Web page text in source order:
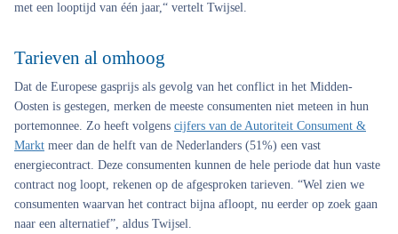
met een looptijd van één jaar,“ vertelt Twijsel.
Tarieven al omhoog
Dat de Europese gasprijs als gevolg van het conflict in het Midden-
Oosten is gestegen, merken de meeste consumenten niet meteen in hun
portemonnee. Zo heeft volgens cijfers van de Autoriteit Consument &
Markt meer dan de helft van de Nederlanders (51%) een vast
energiecontract. Deze consumenten kunnen de hele periode dat hun vaste
contract nog loopt, rekenen op de afgesproken tarieven. “Wel zien we
consumenten waarvan het contract bijna afloopt, nu eerder op zoek gaan
naar een alternatief”, aldus Twijsel.